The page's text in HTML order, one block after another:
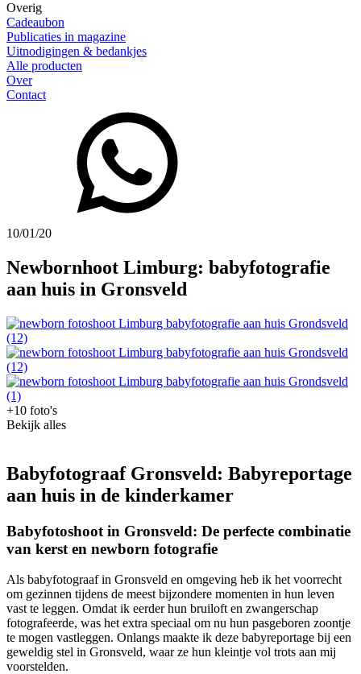
Overig
Cadeaubon
Publicaties in magazine
Uitnodigingen & bedankjes
Alle producten
Over
Contact
10/01/20
Newbornhoot Limburg: babyfotografie
aan huis in Gronsveld
+10 foto's
Bekijk alles
Babyfotograaf Gronsveld: Babyreportage
aan huis in de kinderkamer
Babyfotoshoot in Gronsveld: De perfecte combinatie
van kerst en newborn fotografie
Als babyfotograaf in Gronsveld en omgeving heb ik het voorrecht
om gezinnen tijdens de meest bijzondere momenten in hun leven
vast te leggen. Omdat ik eerder hun bruiloft en zwangerschap
fotografeerde, was het extra speciaal om nu hun pasgeboren zoontje
te mogen vastleggen. Onlangs maakte ik deze babyreportage bij een
geweldig stel in Gronsveld, waar ze hun kleintje vol trots aan mij
voorstelden.